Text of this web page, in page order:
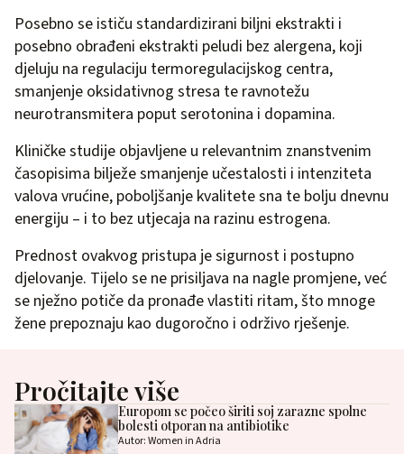
Posebno se ističu standardizirani biljni ekstrakti i
posebno obrađeni ekstrakti peludi bez alergena, koji
djeluju na regulaciju termoregulacijskog centra,
smanjenje oksidativnog stresa te ravnotežu
neurotransmitera poput serotonina i dopamina.
Kliničke studije objavljene u relevantnim znanstvenim
časopisima bilježe smanjenje učestalosti i intenziteta
valova vrućine, poboljšanje kvalitete sna te bolju dnevnu
energiju – i to bez utjecaja na razinu estrogena.
Prednost ovakvog pristupa je sigurnost i postupno
djelovanje. Tijelo se ne prisiljava na nagle promjene, već
se nježno potiče da pronađe vlastiti ritam, što mnoge
žene prepoznaju kao dugoročno i održivo rješenje.
Pročitajte više
Europom se počeo širiti soj zarazne spolne
bolesti otporan na antibiotike
Autor: Women in Adria